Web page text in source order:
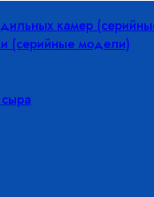
камер
(серийные модели)